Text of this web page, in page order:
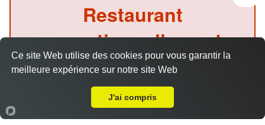
Accueil Panier Compte
Restaurant
exceptionnellement
fermé ce midi
(Précommande possible)
Ce site Web utilise des cookies pour vous garantir la
meilleure expérience sur notre site Web
J'ai compris